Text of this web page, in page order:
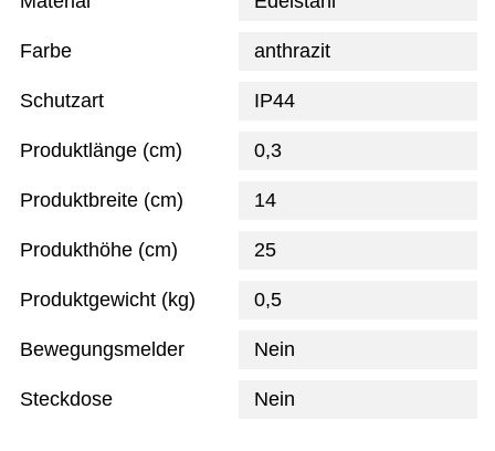
Farbe anthrazit
Schutzart IP44
Produktlänge (cm) 0,3
Produktbreite (cm) 14
Produkthöhe (cm) 25
Produktgewicht (kg) 0,5
Bewegungsmelder Nein
Steckdose Nein